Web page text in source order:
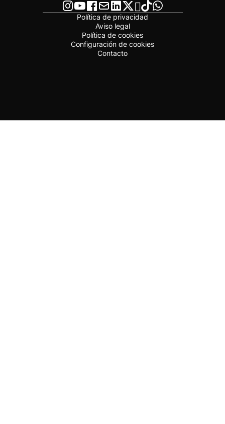
Política de privacidad
Aviso legal
Política de cookies
Configuración de cookies
Contacto